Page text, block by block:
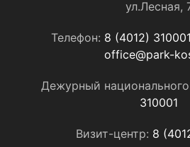
ул.Лесная,
Телефон: 8 (4012) 310001
office@park-
Дежурный
310001
Визит-центр: 8